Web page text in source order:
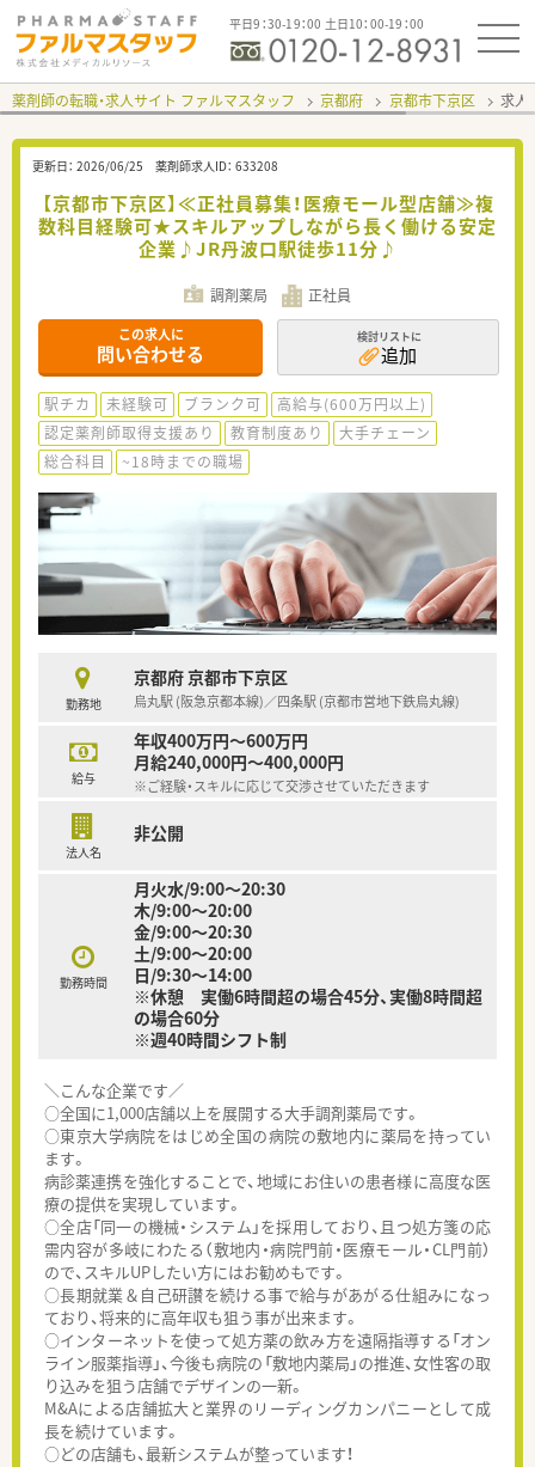
平日9：30-19：00 土日10：00-19：00
薬剤師の転職・求人サイト ファルマスタッフ 京都府 京都市下京区 求人
更新日： 2026/06/25 薬剤師求人ID： 633208
【京都市下京区】≪正社員募集！医療モール型店舗≫複
数科目経験可★スキルアップしながら長く働ける安定
企業♪JR丹波口駅徒歩11分♪
調剤薬局 正社員
この求人に
問い合わせる
検討リストに
追加
駅チカ 未経験可 ブランク可
高給与(600万円以上)
認定薬剤師取得支援あり
教育制度あり
大手チェーン
総合科目
~18時までの職場
勤務地
京都府 京都市下京区
烏丸駅 (阪急京都本線)／四条駅 (京都市営地下鉄烏丸線)
給与
年収400万円～600万円
月給240,000円～400,000円
※ご経験・スキルに応じて交渉させていただきます
法人名
非公開
勤務時間
月火水/9:00～20:30
木/9:00～20:00
金/9:00～20:30
土/9:00～20:00
日/9:30～14:00
※休憩 実働6時間超の場合45分、実働8時間超
の場合60分
※週40時間シフト制
＼こんな企業です／
○全国に1,000店舗以上を展開する大手調剤薬局です。
○東京大学病院をはじめ全国の病院の敷地内に薬局を持ってい
ます。
病診薬連携を強化することで、地域にお住いの患者様に高度な医
療の提供を実現しています。
○全店「同一の機械・システム」を採用しており、且つ処方箋の応
需内容が多岐にわたる（敷地内・病院門前・医療モール・CL門前）
ので、スキルUPしたい方にはお勧めもです。
○長期就業＆自己研讃を続ける事で給与があがる仕組みになっ
ており、将来的に高年収も狙う事が出来ます。
○インターネットを使って処方薬の飲み方を遠隔指導する「オン
ライン服薬指導」、今後も病院の「敷地内薬局」の推進、女性客の取
り込みを狙う店舗でデザインの一新。
M&Aによる店舗拡大と業界のリーディングカンパニーとして成
長を続けています。
○どの店舗も、最新システムが整っています！